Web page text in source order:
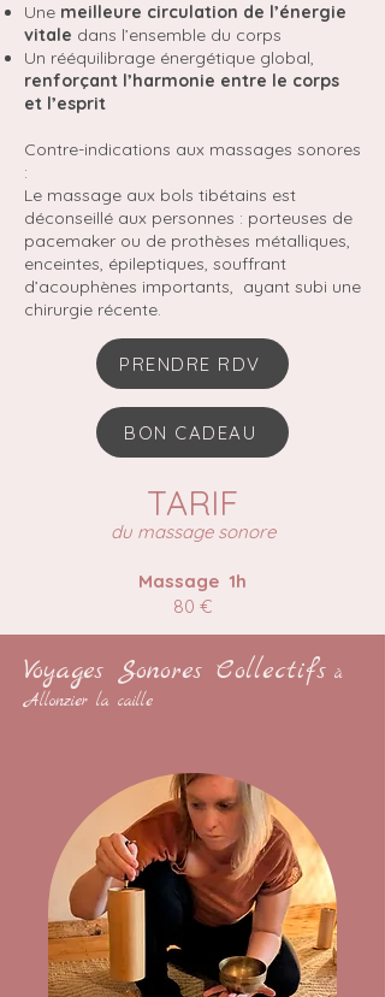
Une meilleure circulation de l’énergie
vitale dans l’ensemble du corps
Un rééquilibrage énergétique global,
renforçant l’harmonie entre le corps
et l’esprit
Contre-indications aux massages sonores
:
Le massage aux bols tibétains est
déconseillé aux personnes : porteuses de
pacemaker ou de prothèses métalliques,
enceintes, épileptiques, souffrant
d’acouphènes importants, ayant subi une
chirurgie récente.
PRENDRE RDV
BON CADEAU
TARIF
du massage sonore
Massage 1h
80 €
Voyages Sonores Collectifs à
Allonzier la caille